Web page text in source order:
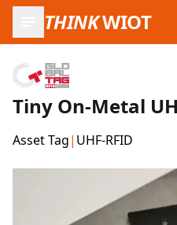
THINKWIOT
Tiny On-Metal
Asset Tag| UHF-RFID